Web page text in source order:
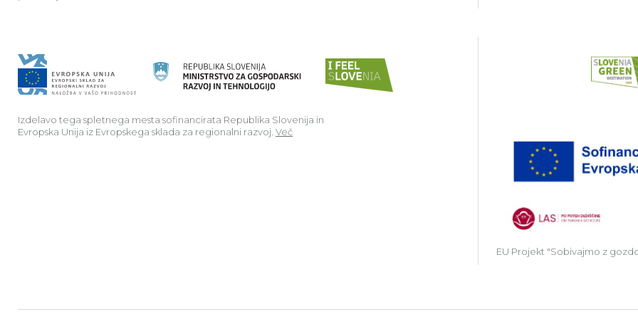
Izdelavo tega spletnega mesta sofinancirata Republika Slovenija in
Evropska Unija iz Evropskega sklada za regionalni razvoj. Več
EU Projekt "Sobivajmo z